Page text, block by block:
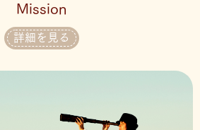
Mission
詳細を見る